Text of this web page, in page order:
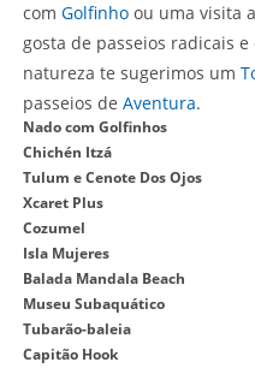
com Golfinhoou uma visita
gosta de passeios radicais
natureza te sugerimos um
passeios de Aventura.
Nado com Golfinhos
Chichén Itzá
Tulum e Cenote Dos Ojos
Xcaret Plus
Cozumel
Isla Mujeres
Balada Mandala Beach
Museu Subaquático
Tubarão-baleia
Capitão Hook